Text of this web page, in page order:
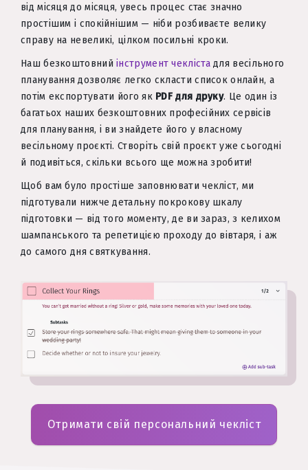
від місяця до місяця, увесь процес стає значно
простішим і спокійнішим — ніби розбиваєте велику
справу на невеликі, цілком посильні кроки.
Наш безкоштовнийінструмент чеклістадля весільного
планування дозволяє легко скласти список онлайн, а
потім експортувати його як PDF для друку. Це один із
багатьох наших безкоштовних професійних сервісів
для планування, і ви знайдете його у власному
весільному проєкті. Створіть свій проєкт уже сьогодні
й подивіться, скільки всього ще можна зробити!
Щоб вам було простіше заповнювати чекліст, ми
підготували нижче детальну покрокову шкалу
підготовки — від того моменту, де ви зараз, з келихом
шампанського та репетицією проходу до вівтаря, і аж
до самого дня святкування.
Отримати свій персональний чекліст